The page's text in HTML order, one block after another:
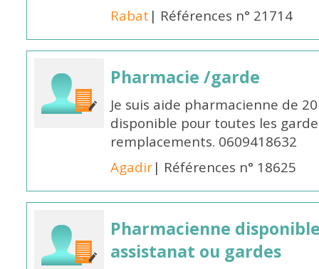
Rabat | Références n° 21714
Pharmacie /garde
Je suis aide pharmacienne de
disponible pour toutes les
remplacements. 0609418632
Agadir| Références n° 18625
Pharmacienne
assistanat ou gardes